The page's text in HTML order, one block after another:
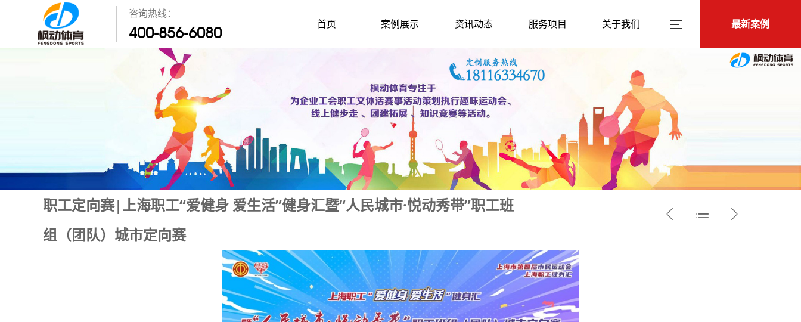
咨询热线：
400-856-6080 最新案例
首页 案例展示 资讯动态 服务项目 关于我们
职工定向赛|上海职工“爱健身 爱生活”健身汇暨“人民城市·悦动秀带”职工班
组（团队）城市定向赛
2025-1-22
  